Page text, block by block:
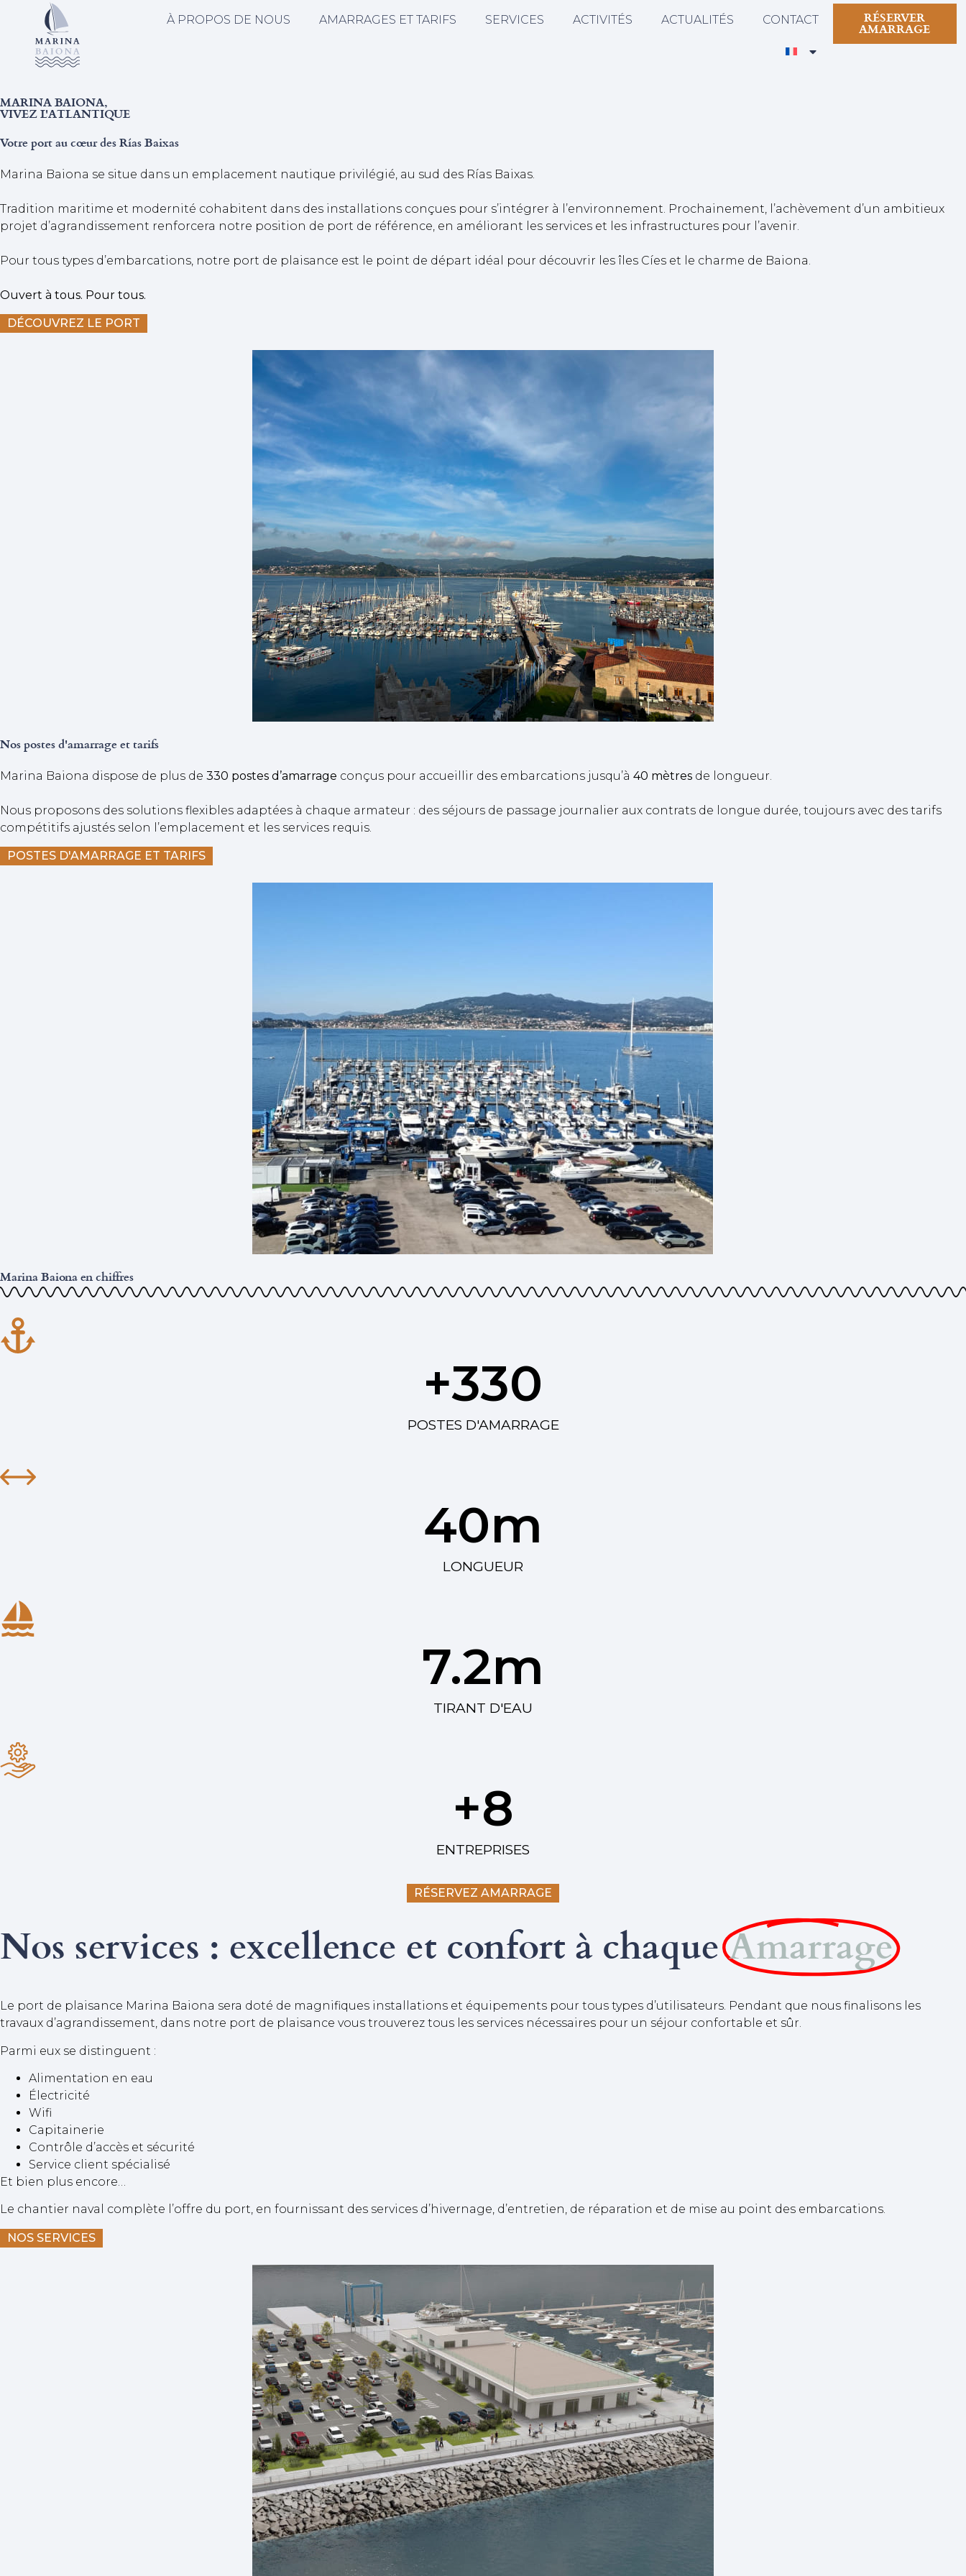
À PROPOS DE NOUS AMARRAGES ET TARIFS SERVICES ACTIVITÉS ACTUALITÉS CONTACT RÉSERVER
AMARRAGE
MARINA BAIONA,
VIVEZ L'ATLANTIQUE
Votre port au cœur des Rías Baixas
Marina Baiona se situe dans un emplacement nautique privilégié, au sud des Rías Baixas.
Tradition maritime et modernité cohabitent dans des installations conçues pour s’intégrer à l’environnement. Prochainement, l’achèvement d’un ambitieux
projet d’agrandissement renforcera notre position de port de référence, en améliorant les services et les infrastructures pour l’avenir.
Pour tous types d’embarcations, notre port de plaisance est le point de départ idéal pour découvrir les îles Cíes et le charme de Baiona.
Ouvert à tous. Pour tous.
DÉCOUVREZ LE PORT
Nos postes d'amarrage et tarifs
Marina Baiona dispose de plus de 330 postes d’amarrage conçus pour accueillir des embarcations jusqu’à 40 mètres de longueur.
Nous proposons des solutions flexibles adaptées à chaque armateur : des séjours de passage journalier aux contrats de longue durée, toujours avec des tarifs
compétitifs ajustés selon l’emplacement et les services requis.
POSTES D'AMARRAGE ET TARIFS
Marina Baiona en chiffres
POSTES D'AMARRAGE
+330
LONGUEUR
40m
TIRANT D'EAU
7.2m
ENTREPRISES
+8
RÉSERVEZ AMARRAGE
Nos services : excellence et confort à chaque Amarrage
Le port de plaisance Marina Baiona sera doté de magnifiques installations et équipements pour tous types d’utilisateurs. Pendant que nous finalisons les
travaux d’agrandissement, dans notre port de plaisance vous trouverez tous les services nécessaires pour un séjour confortable et sûr.
Parmi eux se distinguent :
Alimentation en eau
Électricité
Wifi
Capitainerie
Contrôle d’accès et sécurité
Service client spécialisé
Et bien plus encore…
Le chantier naval complète l’offre du port, en fournissant des services d’hivernage, d’entretien, de réparation et de mise au point des embarcations.
NOS SERVICES